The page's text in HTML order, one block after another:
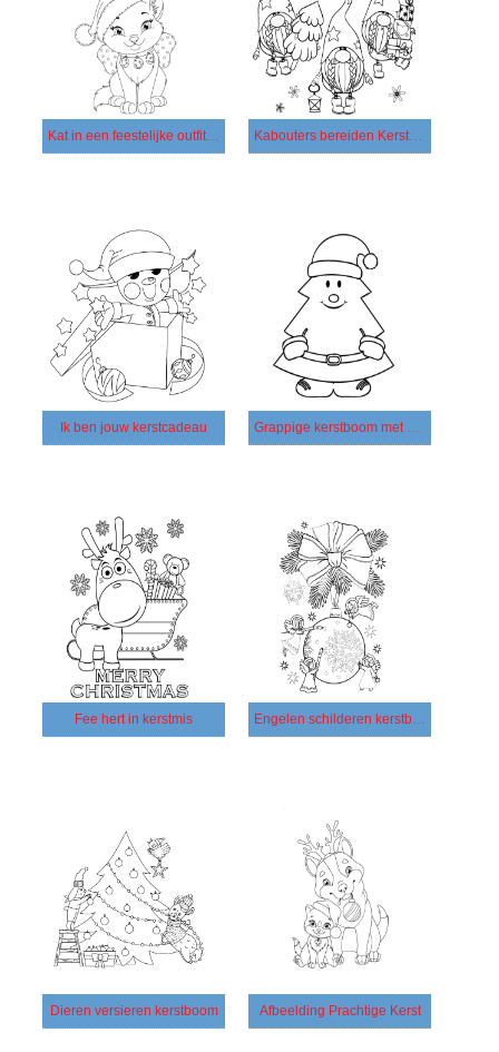
Kat in een feestelijke outfit Kerstmis Kabouters bereiden Kerstmis
Ik ben jouw kerstcadeau Grappige kerstboom met ogen
Fee hert in kerstmis Engelen schilderen kerstboom
Dieren versieren kerstboom Afbeelding Prachtige Kerst